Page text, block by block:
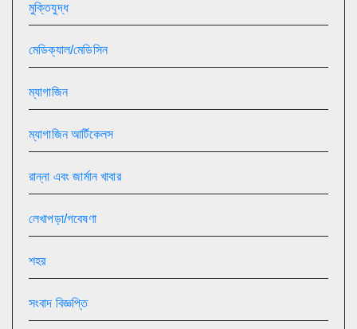
মুক্তিযুদ্ধ
মেডিক্যাল/মেডিসিন
ম্যাগাজিন
ম্যাগাজিন আর্টিকেলস
রান্না এবং জার্মান খাবার
লেখাপড়া/গবেষণা
শহর
সংবাদ বিজ্ঞপ্তি